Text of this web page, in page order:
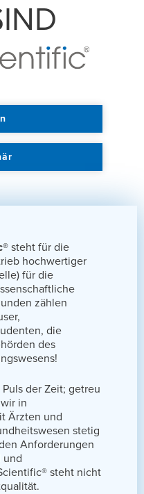
steht für die
hochwertiger
für die
zählen
die
des
der Zeit; getreu
in
Ärzten und
stetig
Anforderungen
und
steht nicht